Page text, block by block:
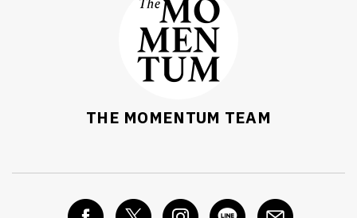
THE MOMENTUM TEAM